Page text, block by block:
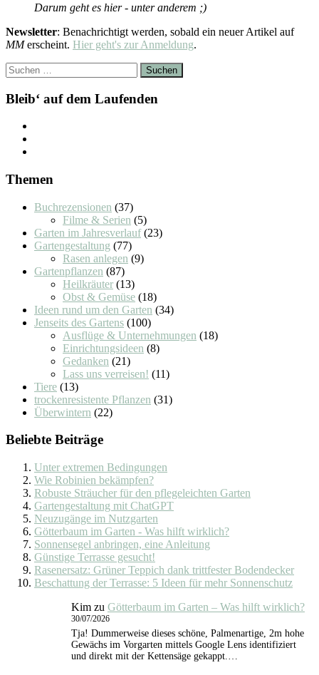
Darum geht es hier - unter anderem ;)
Newsletter: Benachrichtigt werden, sobald ein neuer Artikel auf
MMerscheint. Hier geht's zur Anmeldung.
Suchen
nach:
Bleib‘ auf dem Laufenden
Themen
Buchrezensionen (37)
Filme & Serien (5)
Garten im Jahresverlauf(23)
Gartengestaltung (77)
Rasen anlegen (9)
Gartenpflanzen (87)
Heilkräuter (13)
Obst & Gemüse (18)
Ideen rund um den Garten (34)
Jenseits des Gartens (100)
Ausflüge & Unternehmungen (18)
Einrichtungsideen (8)
Gedanken (21)
Lass uns verreisen! (11)
Tiere (13)
trockenresistente Pflanzen (31)
Überwintern (22)
Beliebte Beiträge
Unter extremen Bedingungen
Wie Robinien bekämpfen?
Robuste Sträucher für den pflegeleichten Garten
Gartengestaltung mit ChatGPT
Neuzugänge im Nutzgarten
Götterbaum im Garten - Was hilft wirklich?
Sonnensegel anbringen, eine Anleitung
Günstige Terrasse gesucht!
Rasenersatz: Grüner Teppich dank trittfester Bodendecker
Beschattung der Terrasse: 5 Ideen für mehr Sonnenschutz
Kim zu Götterbaum im Garten – Was hilft wirklich?
30/07/2026
Tja! Dummerweise dieses schöne, Palmenartige, 2m hohe
Gewächs im Vorgarten mittels Google Lens identifiziert
und direkt mit der Kettensäge gekappt.…